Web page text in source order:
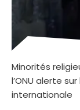
Minorités
l’ONU alerte
internationale